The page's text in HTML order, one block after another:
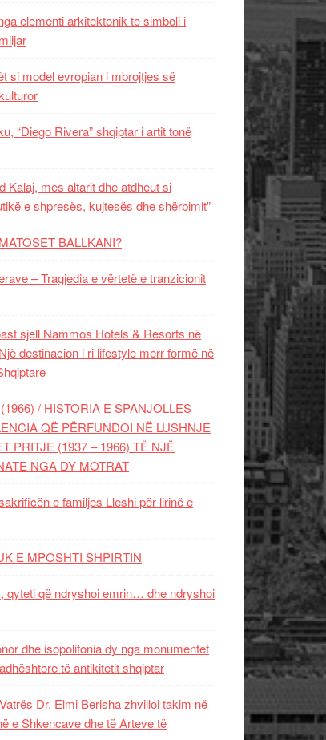
elementi arkitektonik te simboli i
si model evropian i mbrojtjes së
“Diego Rivera” shqiptar i artit tonë
Kalaj, mes altarit dhe atdheut si
e shpresës, kujtesës dhe shërbimit”
BALLKANI?
– Tragjedia e vërtetë e tranzicionit
sjell Nammos Hotels & Resorts në
destinacion i ri lifestyle merr formë në
/ HISTORIA E SPANJOLLES
QË PËRFUNDOI NË LUSHNJE
PRITJE (1937 – 1966) TË NJË
NGA DY MOTRAT
e familjes Lleshi për lirinë e
E MPOSHTI SHPIRTIN
qyteti që ndryshoi emrin… dhe ndryshoi
dhe isopolifonia dy nga monumentet
të antikitetit shqiptar
Dr. Elmi Berisha zhvilloi takim në
e Shkencave dhe të Arteve të